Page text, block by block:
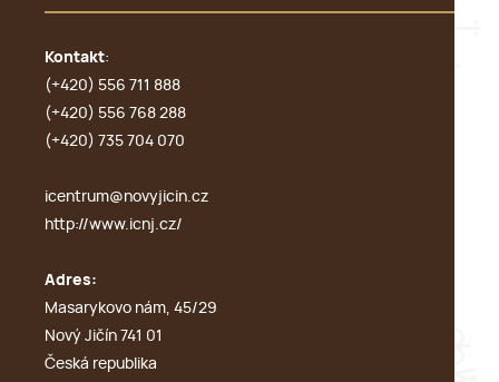
Kontakt:
(+420) 556 711 888
(+420) 556 768 288
(+420) 735 704 070
icentrum@novyjicin.cz
http://www.icnj.cz/
Adres:
Masarykovo nám, 45/29
Nový Jičín 741 01
Česká republika